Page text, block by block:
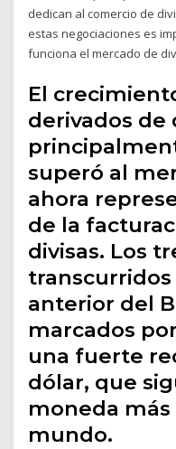
dedican al comercio de
estas negociaciones es
funciona el mercado de
El
derivados de
superó al
ahora
de la
divisas. Los
anterior del
marcados
una fuerte
dólar, que
moneda
mundo.